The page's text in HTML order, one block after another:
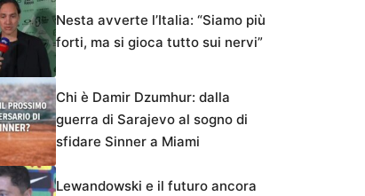
Nesta avverte l’Italia: “Siamo più
forti, ma si gioca tutto sui nervi”
Chi è Damir Dzumhur: dalla
guerra di Sarajevo al sogno di
sfidare Sinner a Miami
Lewandowski e il futuro ancora